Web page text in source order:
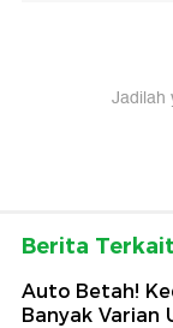
Jadilah
Berita Terkait
Auto Betah!
Banyak Varian